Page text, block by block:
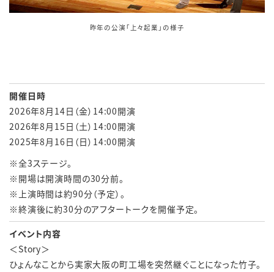
昨年の公演「上々起業」の様子
開催日時
2026年8月14日（金）14:00開演
2026年8月15日（土）14:00開演
2025年8月16日（日）14:00開演
※全3ステージ。
※開場は開演時間の30分前。
※上演時間は約90分（予定）。
※終演後に約30分のアフタートークを開催予定。
イベント内容
＜Story＞
ひょんなことから実家大阪の町工場を突然継ぐことになった竹子。